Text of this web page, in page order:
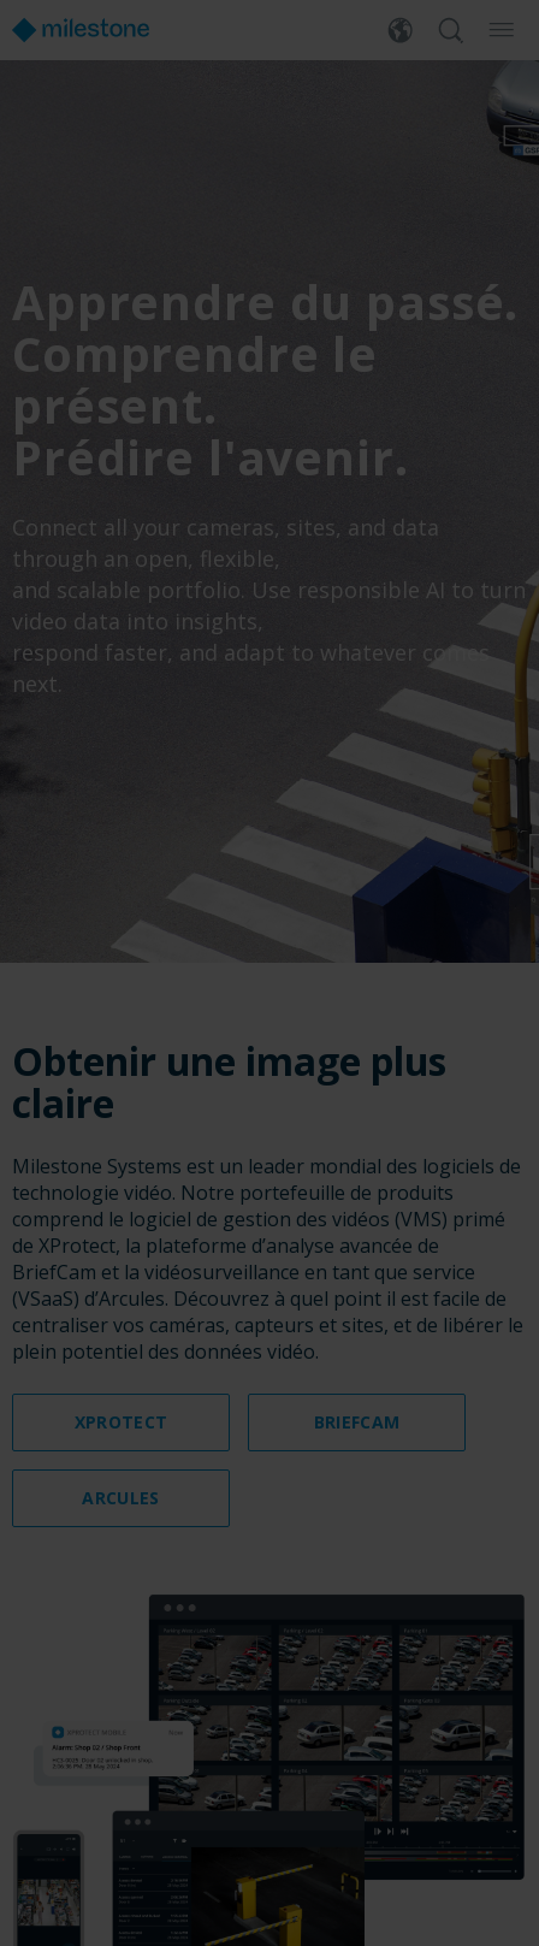
Apprendre du passé.
Comprendre le
présent.
Prédire l'avenir.
Connect all your cameras, sites, and data
through an open, flexible,
and scalable portfolio. Use responsible AI to turn
video data into insights,
respond faster, and adapt to whatever comes
next.
Obtenir une image plus
claire
Milestone Systems est un leader mondial des logiciels de
technologie vidéo. Notre portefeuille de produits
comprend le logiciel de gestion des vidéos (VMS) primé
de XProtect, la plateforme d’analyse avancée de
BriefCam et la vidéosurveillance en tant que service
(VSaaS) d’Arcules. Découvrez à quel point il est facile de
centraliser vos caméras, capteurs et sites, et de libérer le
plein potentiel des données vidéo.
XPROTECT BRIEFCAM
ARCULES